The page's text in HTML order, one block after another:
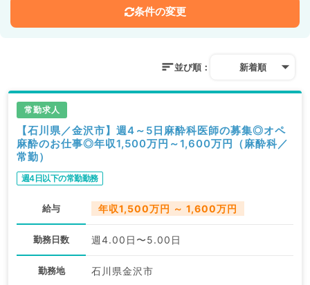
条件の変更
並び順： 新着順
常勤求人
【石川県／金沢市】週4～5日麻酔科医師の募集◎オペ
麻酔のお仕事◎年収1,500万円～1,600万円（麻酔科／
常勤）
週4日以下の常勤勤務
給与 年収1,500万円 ～ 1,600万円
勤務日数 週4.00日〜5.00日
勤務地 石川県金沢市